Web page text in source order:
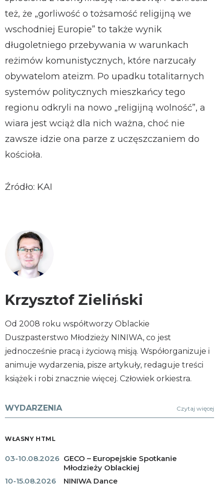
też, że „gorliwość o tożsamość religijną we
wschodniej Europie” to także wynik
długoletniego przebywania w warunkach
reżimów komunistycznych, które narzucały
obywatelom ateizm. Po upadku totalitarnych
systemów politycznych mieszkańcy tego
regionu odkryli na nowo „religijną wolność”, a
wiara jest wciąż dla nich ważna, choć nie
zawsze idzie ona parze z uczęszczaniem do
kościoła.
Źródło: KAI
Krzysztof Zieliński
Od 2008 roku współtworzy Oblackie
Duszpasterstwo Młodzieży NINIWA, co jest
jednocześnie pracą i życiową misją. Współorganizuje i
animuje wydarzenia, pisze artykuły, redaguje treści
książek i robi znacznie więcej. Człowiek orkiestra.
WYDARZENIA Czytaj więcej
WŁASNY HTML
03-10.08.2026 GECO – Europejskie Spotkanie
Młodzieży Oblackiej
10-15.08.2026
NINIWA Dance